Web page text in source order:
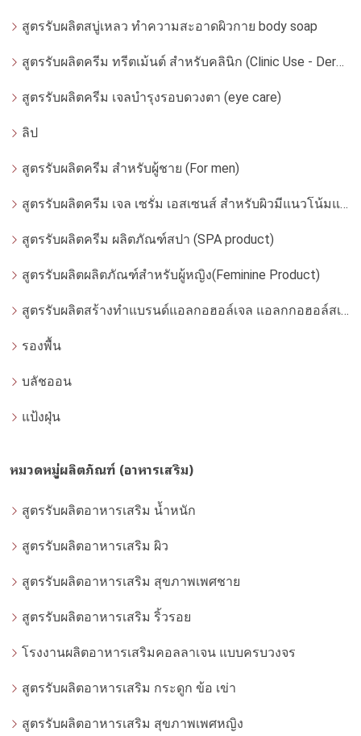
สูตรรับผลิตสบู่เหลว ทำความสะอาดผิวกาย body soap
สูตรรับผลิตครีม ทรีตเม้นต์ สำหรับคลินิก (Clinic Use - Dermatologist)
สูตรรับผลิตครีม เจลบำรุงรอบดวงตา (eye care)
ลิป
สูตรรับผลิตครีม สำหรับผู้ชาย (For men)
สูตรรับผลิตครีม เจล เซรั่ม เอสเซนส์ สำหรับผิวมีแนวโน้มแพ้ง่าย
สูตรรับผลิตครีม ผลิตภัณฑ์สปา (SPA product)
สูตรรับผลิตผลิตภัณฑ์สำหรับผู้หญิง(Feminine Product)
สูตรรับผลิตสร้างทำแบรนด์แอลกอฮอล์เจล แอลกกอฮอล์สเปรย์ ล้างมือ
รองพื้น
บลัชออน
แป้งฝุ่น
หมวดหมู่ผลิตภัณฑ์ (อาหารเสริม)
สูตรรับผลิตอาหารเสริม น้ำหนัก
สูตรรับผลิตอาหารเสริม ผิว
สูตรรับผลิตอาหารเสริม สุขภาพเพศชาย
สูตรรับผลิตอาหารเสริม ริ้วรอย
โรงงานผลิตอาหารเสริมคอลลาเจน แบบครบวงจร
สูตรรับผลิตอาหารเสริม กระดูก ข้อ เข่า
สูตรรับผลิตอาหารเสริม สุขภาพเพศหญิง